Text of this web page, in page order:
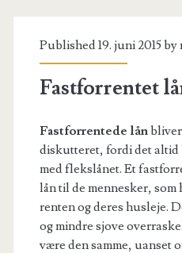
Published 19. juni 2015 by
Fastforrentet
Fastforrentede lånbliver
diskutteret, fordi det altid
med flekslånet. Et
lån til de mennesker, som
renten og deres husleje.
og mindre sjove
være den samme, uanset